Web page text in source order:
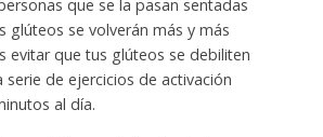
que se la pasan sentadas
glúteos se volverán más y más
evitar que tus glúteos se debiliten
serie de ejercicios de activación
al día.